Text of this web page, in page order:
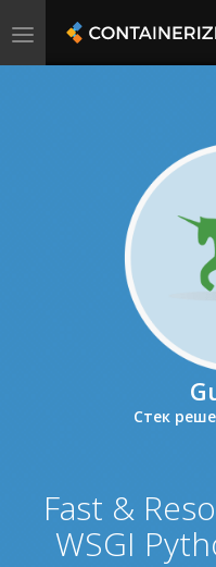
Toggle
Стек
Fast &
WSGI